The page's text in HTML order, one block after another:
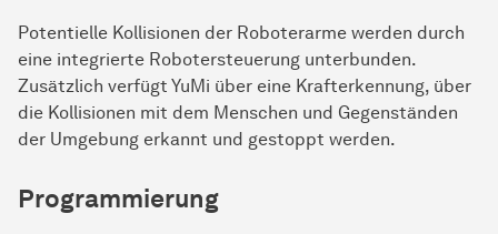
Potentielle Kollisionen der Roboterarme werden durch
eine integrierte Robotersteuerung unterbunden.
Zusätzlich verfügt YuMi über eine Krafterkennung, über
die Kollisionen mit dem Menschen und Gegenständen
der Umgebung erkannt und gestoppt werden.
Programmierung